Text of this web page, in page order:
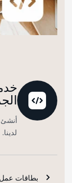
أنشئ
لدينا.
بطاقات